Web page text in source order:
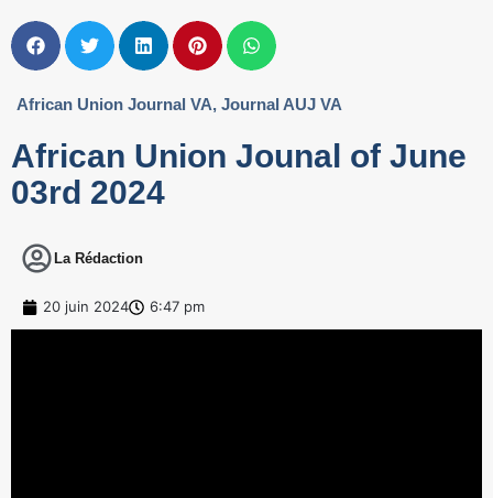
African Union Journal VA, Journal AUJ VA
African Union Jounal of June
03rd 2024
La Rédaction
20 juin 2024 6:47 pm